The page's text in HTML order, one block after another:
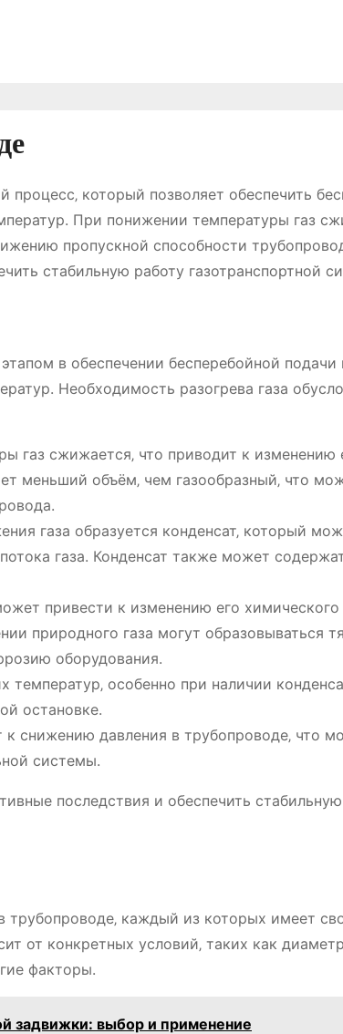
процесс‚ который позволяет обеспечить
При понижении температуры газ
пропускной способности
стабильную работу газотранспортной
в обеспечении бесперебойной подачи
Необходимость разогрева газа
газ сжижается‚ что приводит к изменению
меньший объём‚ чем газообразный‚ что
газа образуется конденсат‚ который
газа. Конденсат также может
привести к изменению его химического
природного газа могут образовываться
оборудования.
температур‚ особенно при наличии
остановке.
снижению давления в трубопроводе‚ что
системы.
последствия и обеспечить
трубопроводе‚ каждый из которых имеет
от конкретных условий‚ таких как
факторы.
задвижки: выбор и применение